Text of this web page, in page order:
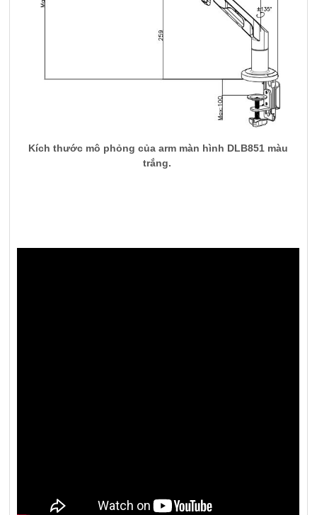
Kích thước mô phỏng của arm màn hình DLB851 màu
trắng.